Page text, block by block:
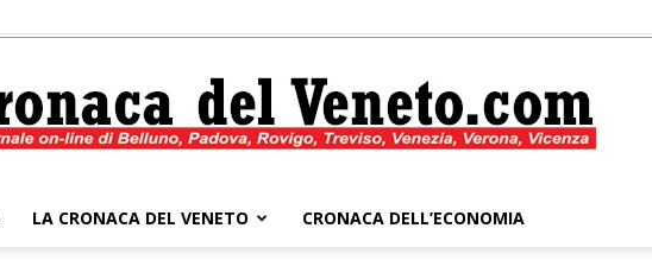
LA CRONACA DEL VENETO CRONACA DELL’ECONOMIA